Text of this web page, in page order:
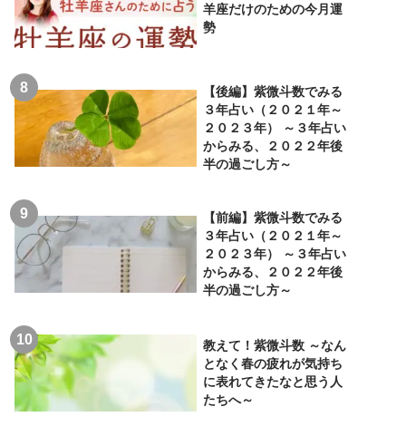
羊座だけのための今月運
勢
【後編】紫微斗数でみる
３年占い（２０２１年～
２０２３年） ～３年占い
からみる、２０２２年後
半の過ごし方～
【前編】紫微斗数でみる
３年占い（２０２１年～
２０２３年） ～３年占い
からみる、２０２２年後
半の過ごし方～
教えて！紫微斗数 ～なん
となく春の疲れが気持ち
に表れてきたなと思う人
たちへ～